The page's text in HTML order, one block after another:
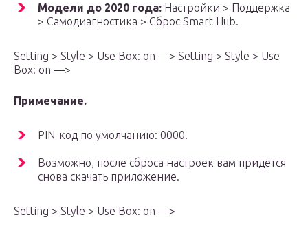
Модели до 2020 года: Настройки > Поддержка
> Самодиагностика > Сброс Smart Hub.
Setting > Style > Use Box: on —> Setting > Style > Use
Box: on —>
Примечание.
PIN-код по умолчанию: 0000.
Возможно, после сброса настроек вам придется
снова скачать приложение.
Setting > Style > Use Box: on —>